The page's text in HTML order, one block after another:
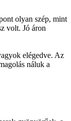
olyan szép, mint
volt. Jó áron
elégedve. Az
náluk a